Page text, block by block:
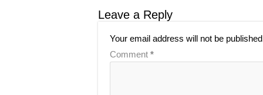
Leave a Reply
Your email address will not be
Comment *